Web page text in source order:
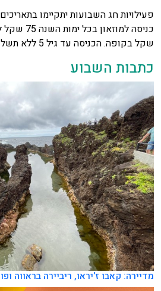
שקל בקופה. הכניסה עד גיל 5 ללא תשלום.
כתבות השבוע
מדיירה: קאבו ז'יראו, ריביירה בראווה